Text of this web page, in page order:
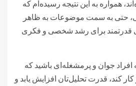
همواره به این نتیجه رسیده‌ام که
حتی به سمت موضوعات به ظاهر
قدرتمند برای رشد شخصی و فکری
جوان و پرمشغله‌ای باشید که
کند، قدرت تحلیل‌تان افزایش یابد و